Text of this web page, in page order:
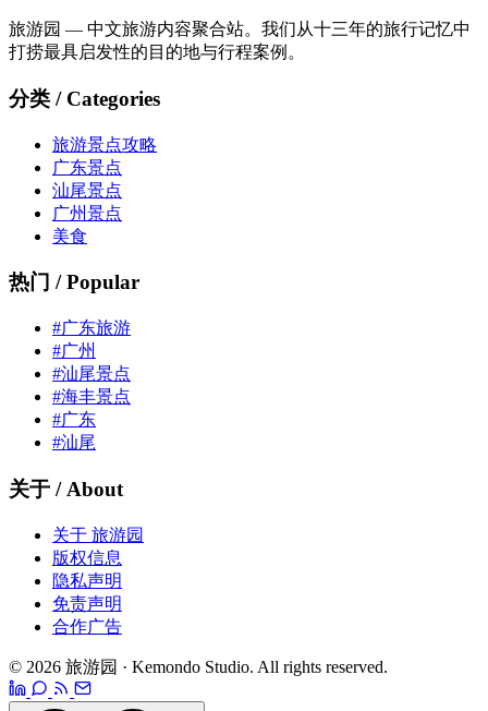
旅游园 — 中文旅游内容聚合站。我们从十三年的旅行记忆中
打捞最具启发性的目的地与行程案例。
分类 / Categories
旅游景点攻略
广东景点
汕尾景点
广州景点
美食
热门 / Popular
#广东旅游
#广州
#汕尾景点
#海丰景点
#广东
#汕尾
关于 / About
关于 旅游园
版权信息
隐私声明
免责声明
合作广告
© 2026 旅游园 · Kemondo Studio. All rights reserved.